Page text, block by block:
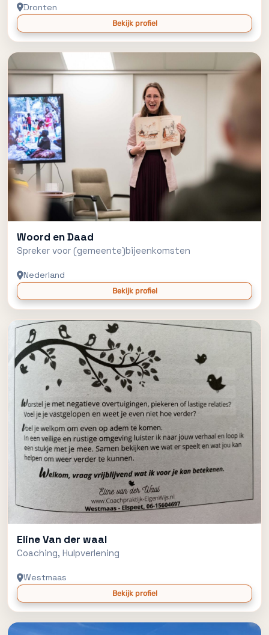
Dronten
Bekijk profiel
Woord en Daad
Spreker voor (gemeente)bijeenkomsten
Nederland
Bekijk profiel
Eline Van der waal
Coaching, Hulpverlening
Westmaas
Bekijk profiel